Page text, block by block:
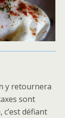
y retournera
sont
c’est défiant